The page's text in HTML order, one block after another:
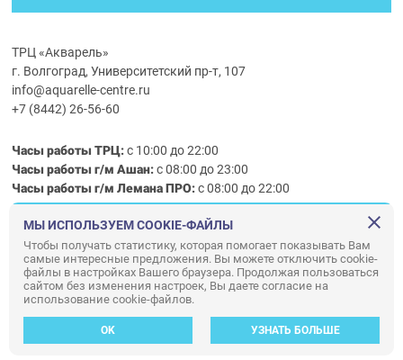
ТРЦ «Акварель»
г. Волгоград, Университетский пр-т, 107
info@aquarelle-centre.ru
+7 (8442) 26-56-60
Часы работы ТРЦ:с 10:00 до 22:00
Часы работы г/м Ашан:с 08:00 до 23:00
Часы работыг/мЛемана ПРО:с 08:00 до 22:00
Правила посещения ТРЦ «Акварель»
ООО «АКВАРЕЛЬ»
© ООО «Акварель» 2010–2026. All right reserved.
Дизайн концепция сайта —
Адаптивный дизайн и программирование —34 ВЕБ
МЫ ИСПОЛЬЗУЕМ COOKIE-ФАЙЛЫ
Чтобы получать статистику, которая помогает показывать Вам
самые интересные предложения. Вы можете отключить cookie-
файлы в настройках Вашего браузера. Продолжая пользоваться
сайтом без изменения настроек, Вы даете согласие на
использование cookie-файлов.
OK УЗНАТЬ БОЛЬШЕ